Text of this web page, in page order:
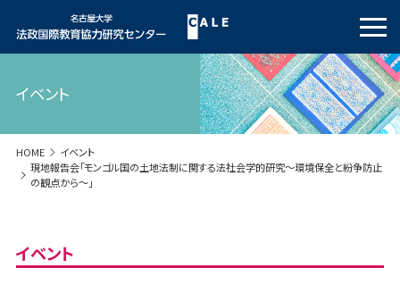
イベント
HOME
イベント
現地報告会「モンゴル国の土地法制に関する法社会学的研究～環境保全と紛争防止
の観点から～」
イベント